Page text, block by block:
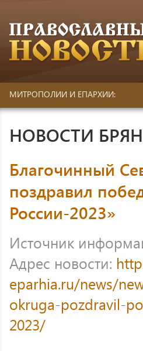
МИТРОПОЛИИ И ЕПАРХИИ:
НОВОСТИ
Благочинный
поздравил
России-2023»
Источник
Адрес новости:
eparhia.ru/news/
okruga-pozdravil-
2023/